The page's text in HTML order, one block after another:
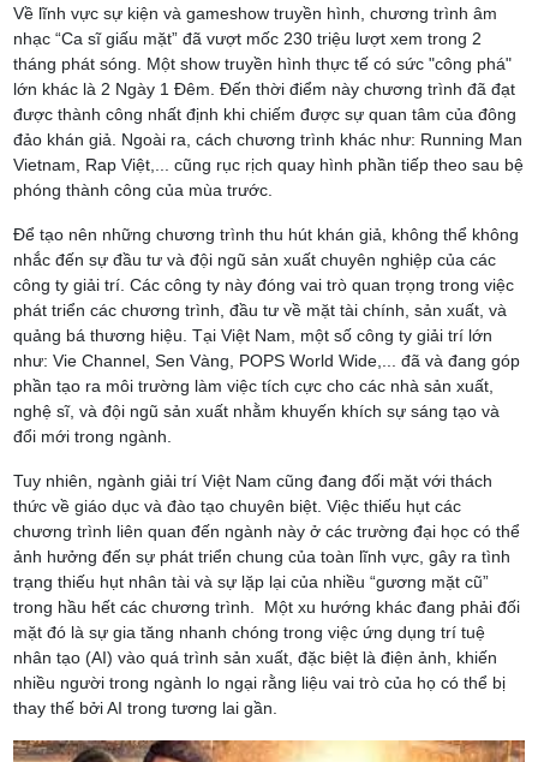
Về lĩnh vực sự kiện và gameshow truyền hình, chương trình âm
nhạc “Ca sĩ giấu mặt” đã vượt mốc 230 triệu lượt xem trong 2
tháng phát sóng. Một show truyền hình thực tế có sức "công phá"
lớn khác là 2 Ngày 1 Đêm. Đến thời điểm này chương trình đã đạt
được thành công nhất định khi chiếm được sự quan tâm của đông
đảo khán giả. Ngoài ra, cách chương trình khác như: Running Man
Vietnam, Rap Việt,... cũng rục rịch quay hình phần tiếp theo sau bệ
phóng thành công của mùa trước.
Để tạo nên những chương trình thu hút khán giả, không thể không
nhắc đến sự đầu tư và đội ngũ sản xuất chuyên nghiệp của các
công ty giải trí. Các công ty này đóng vai trò quan trọng trong việc
phát triển các chương trình, đầu tư về mặt tài chính, sản xuất, và
quảng bá thương hiệu. Tại Việt Nam, một số công ty giải trí lớn
như: Vie Channel, Sen Vàng, POPS World Wide,... đã và đang góp
phần tạo ra môi trường làm việc tích cực cho các nhà sản xuất,
nghệ sĩ, và đội ngũ sản xuất nhằm khuyến khích sự sáng tạo và
đổi mới trong ngành.
Tuy nhiên, ngành giải trí Việt Nam cũng đang đối mặt với thách
thức về giáo dục và đào tạo chuyên biệt. Việc thiếu hụt các
chương trình liên quan đến ngành này ở các trường đại học có thể
ảnh hưởng đến sự phát triển chung của toàn lĩnh vực, gây ra tình
trạng thiếu hụt nhân tài và sự lặp lại của nhiều “gương mặt cũ”
trong hầu hết các chương trình. Một xu hướng khác đang phải đối
mặt đó là sự gia tăng nhanh chóng trong việc ứng dụng trí tuệ
nhân tạo (AI) vào quá trình sản xuất, đặc biệt là điện ảnh, khiến
nhiều người trong ngành lo ngại rằng liệu vai trò của họ có thể bị
thay thế bởi AI trong tương lai gần.